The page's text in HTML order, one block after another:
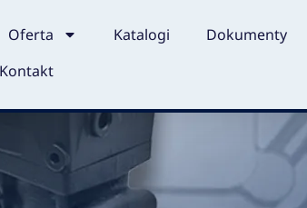
Oferta Katalogi
Dokumenty
Kontakt